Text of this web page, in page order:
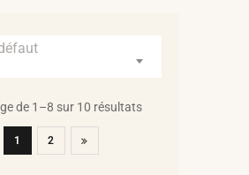
de 1–8 sur 10 résultats
1 2